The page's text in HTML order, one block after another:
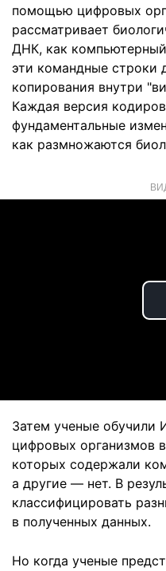
помощью цифровых
рассматривает
ДНК, как
эти командные строки
копирования внутри
Каждая версия
фундаментальные
как размножаются
Затем ученые обучили
цифровых организмов
которых содержали
а другие — нет. В
классифицировать
в полученных данных.
Но когда ученые